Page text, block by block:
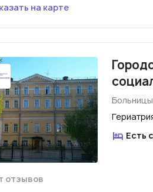
на карте
Есть
отзывов